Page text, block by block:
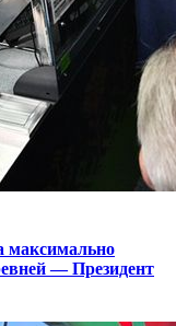
максимально
— Президент